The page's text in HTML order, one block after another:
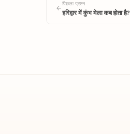
पिछला प्रश्न
हरिद्वार में कुंभ मेला कब होता है?